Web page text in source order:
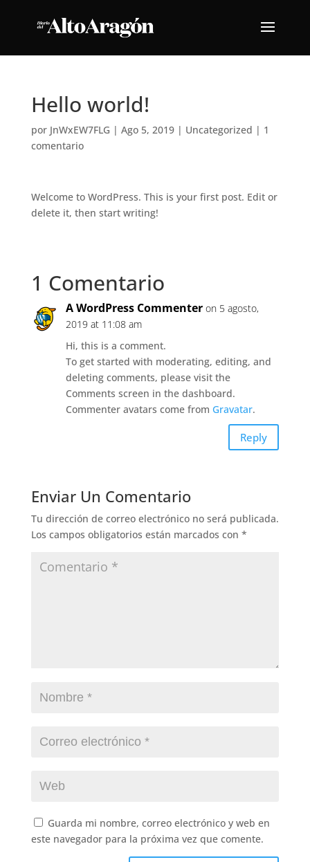
Hello world!
por JnWxEW7FLG | Ago 5, 2019| Uncategorized | 1
comentario
Welcome to WordPress. This is your first post. Edit or
delete it, then start writing!
1 Comentario
A WordPress Commenter on 5 agosto,
2019 at 11:08 am
Hi, this is a comment.
To get started with moderating, editing, and
deleting comments, please visit the
Comments screen in the dashboard.
Commenter avatars come from Gravatar.
Reply
Enviar Un Comentario
Tu dirección de correo electrónico no será publicada.
Los campos obligatorios están marcados con *
Guarda mi nombre, correo electrónico y web en
este navegador para la próxima vez que comente.